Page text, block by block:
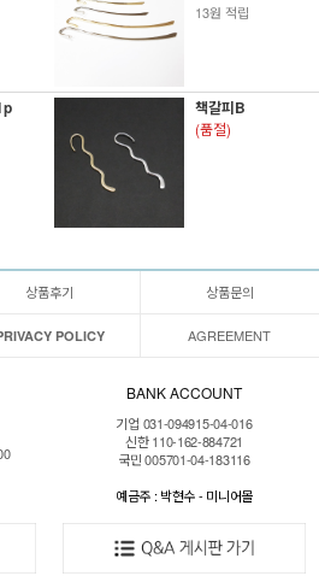
13원 적립
책갈피B
(품절)
상품후기 상품문의
POLICY AGREEMENT
BANK ACCOUNT
기업 031-094915-04-016
신한 110-162-884721
국민 005701-04-183116
예금주 : 박현수 - 미니어몰